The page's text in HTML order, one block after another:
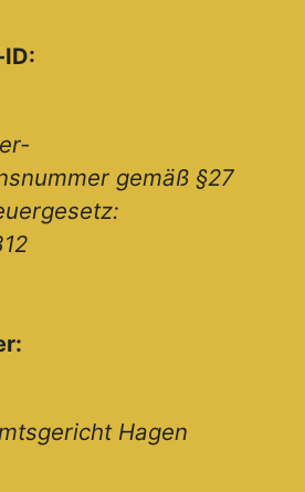
gemäß §27
Hagen